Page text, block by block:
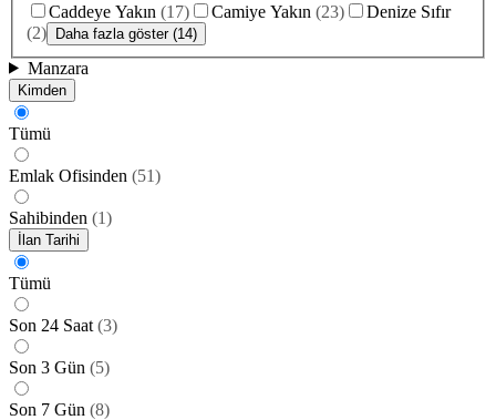
Caddeye Yakın (17) Camiye Yakın (23)
Denize Sıfır
(2) Daha fazla göster (14)
Manzara
Kimden
Tümü
Emlak Ofisinden (51)
Sahibinden (1)
İlan Tarihi
Tümü
Son 24 Saat (3)
Son 3 Gün (5)
Son 7 Gün (8)